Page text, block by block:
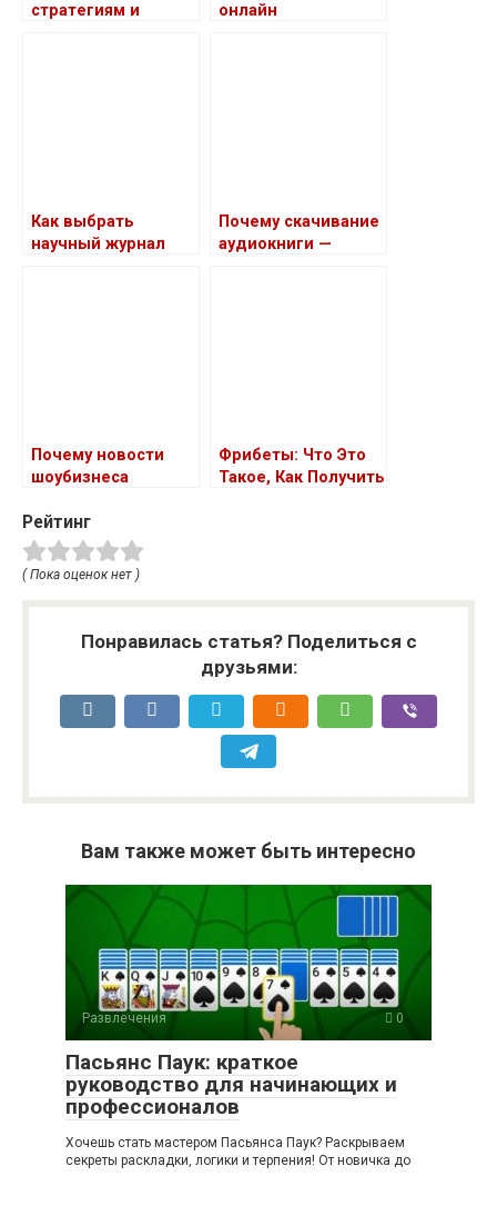
стратегиям и
результатов
онлайн
Как выбрать
научный журнал
Почему скачивание
аудиокниги —
Почему новости
шоубизнеса
спросом
Фрибеты: Что Это
Такое, Как Получить
Рейтинг
( Пока оценок нет )
Понравилась статья? Поделиться с
друзьями:
Вам также может быть интересно
Развлечения 0
Пасьянс Паук: краткое
руководство для начинающих и
профессионалов
Хочешь стать мастером Пасьянса Паук? Раскрываем
секреты раскладки, логики и терпения! От новичка до